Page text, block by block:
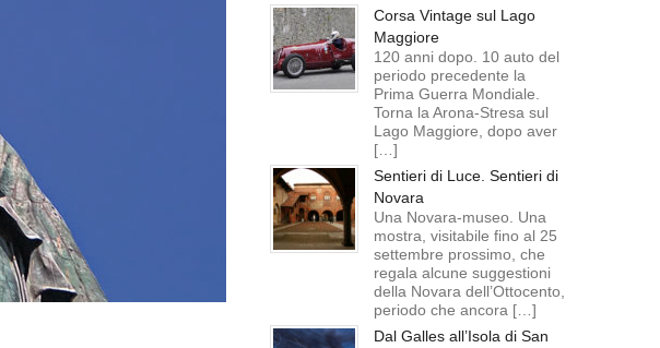
Corsa Vintage sul Lago
Maggiore
120 anni dopo. 10 auto del
periodo precedente la
Prima Guerra Mondiale.
Torna la Arona-Stresa sul
Lago Maggiore, dopo aver
[…]
Sentieri di Luce. Sentieri di
Novara
Una Novara-museo. Una
mostra, visitabile fino al 25
settembre prossimo, che
regala alcune suggestioni
della Novara dell’Ottocento,
periodo che ancora […]
Dal Galles all’Isola di San